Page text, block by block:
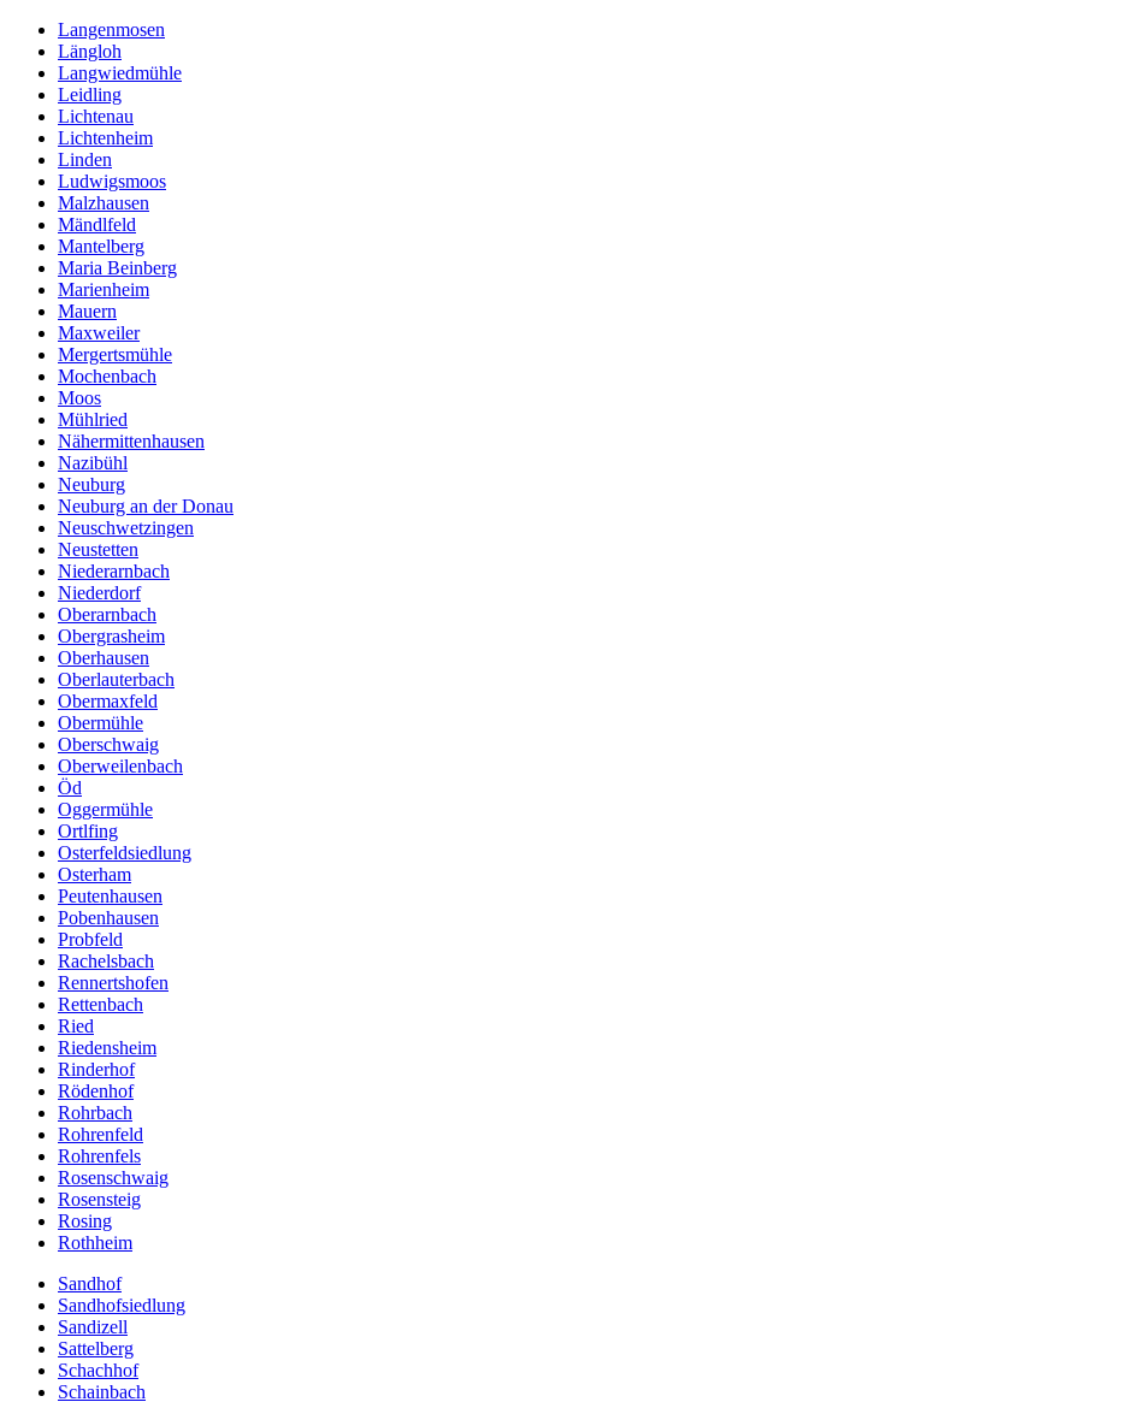
Langenmosen
Längloh
Langwiedmühle
Leidling
Lichtenau
Lichtenheim
Linden
Ludwigsmoos
Malzhausen
Mändlfeld
Mantelberg
Maria Beinberg
Marienheim
Mauern
Maxweiler
Mergertsmühle
Mochenbach
Moos
Mühlried
Nähermittenhausen
Nazibühl
Neuburg
Neuburg an der Donau
Neuschwetzingen
Neustetten
Niederarnbach
Niederdorf
Oberarnbach
Obergrasheim
Oberhausen
Oberlauterbach
Obermaxfeld
Obermühle
Oberschwaig
Oberweilenbach
Öd
Oggermühle
Ortlfing
Osterfeldsiedlung
Osterham
Peutenhausen
Pobenhausen
Probfeld
Rachelsbach
Rennertshofen
Rettenbach
Ried
Riedensheim
Rinderhof
Rödenhof
Rohrbach
Rohrenfeld
Rohrenfels
Rosenschwaig
Rosensteig
Rosing
Rothheim
Sandhof
Sandhofsiedlung
Sandizell
Sattelberg
Schachhof
Schainbach